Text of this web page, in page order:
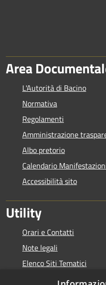
Area
L'Autorità di Bacino
Normativa
Regolamenti
Amministrazione
Albo pretorio
Calendario
Accessibilità sito
Utility
Orari e Contatti
Note legali
Elenco Siti Tematici